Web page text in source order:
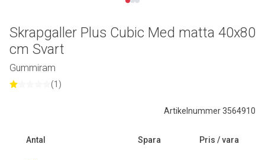
Artikelnummer 3564910
Antal Spara Pris / vara
Skrapgaller Plus Cubic Med matta 40x80
cm Svart
Gummiram
(1)